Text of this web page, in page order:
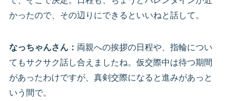
かったので、その辺りにできるといいねと話して。
なっちゃんさん： 両親への挨拶の日程や、指輪につい
てもサクサク話し合えましたね。仮交際中は待つ期間
があったわけですが、真剣交際になると進みがあっと
いう間で。